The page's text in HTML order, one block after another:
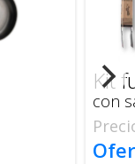
Kit
con